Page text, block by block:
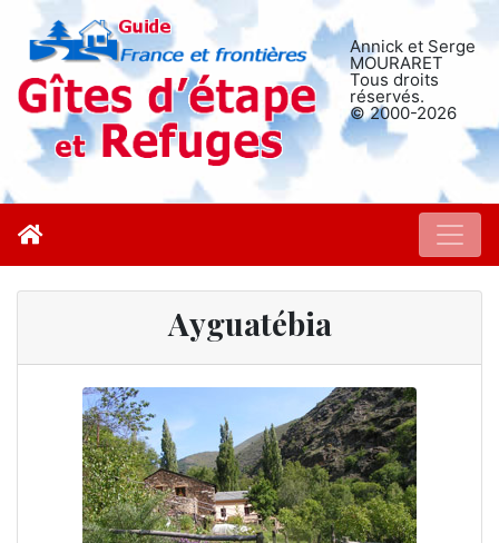
Annick et Serge
MOURARET
Tous droits
réservés.
© 2000-2026
Ayguatébia